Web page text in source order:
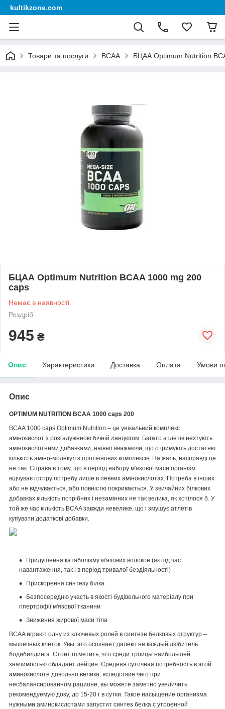
kultikzone.com
Товари та послуги BCAA БЦАА Optimum Nutrition
БЦАА Optimum Nutrition BCAA 1000 mg 200
caps
Немає в наявності
Роздріб
945 ₴
Опис Характеристики Доставка Оплата Умови
Опис
OPTIMUM NUTRITION BCAA 1000 caps 200
BCAA 1000 caps Optimum Nutrition – це унікальний комплекс
амінокислот з розгалуженою бічній ланцюгом. Багато атлетів нехтують
амінокислотними добавками, наївно вважаючи, що отримують достатню
кількість аміно-молекул з протеїнових комплексів. На жаль, насправді це
не так. Справа в тому, що в період набору м'язової маси організм
відчуває гостру потребу лише в певних амінокислотах. Потреба в інших
або не відчувається, або повністю покривається. У звичайних білкових
добавках кількість потрібних і незамінних не так велика, як хотілося б. У
той же час кількість BCAA завжди невелике, що і змушує атлетів
купувати додаткові добавки.
Придушення катаболізму м'язових волокон (як під час
навантаження, так і в період тривалої бездіяльності)
Прискорення синтезу білка
Безпосередню участь в якості будівельного матеріалу при
гіпертрофії м'язової тканини
Зниження жирової маси тіла
BCAA играют одну из ключевых ролей в синтезе белковых структур –
мышечных клеток. Увы, это осознает далеко не каждый любитель
бодибилдинга. Стоит отметить, что среди троицы наибольшей
значимостью обладает лейцин. Средняя суточная потребность в этой
аминокислоте довольно велика, вследствие чего при
несбалансированном рационе, вы можете заметно увеличить
рекомендуемую дозу, до 15-20 г в сутки. Такое насыщение организма
нужными аминокислотами запустит синтез белка с утроенной